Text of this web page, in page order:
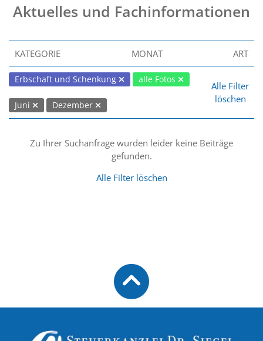
Aktuelles und Fachinformationen
KATEGORIE MONAT ART
Erbschaft und Schenkung alle Fotos
Juni Dezember
Alle Filter
löschen
Zu Ihrer Suchanfrage wurden leider keine Beiträge
gefunden.
Alle Filter löschen